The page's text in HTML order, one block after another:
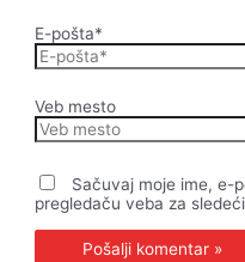
E-pošta*
Veb mesto
Sačuvaj moje ime, e-
pregledaču veba za